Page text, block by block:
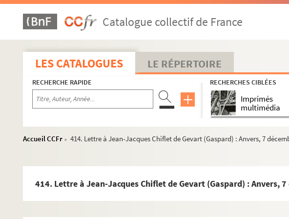
Catalogue collectif de France
LES CATALOGUES LE RÉPERTOIRE
RECHERCHE RAPIDE RECHERCHES CIBLÉES
Imprimés
multimédia
Accueil CCFr > 414. Lettre à Jean-Jacques Chiflet de Gevart (Gaspard) : Anvers, 7
414. Lettre à Jean-Jacques Chiflet de Gevart (Gaspard) : Anvers, 7
355. Signatures apostoliques au sujet de bénéfices ecclésiastiques sollicités
364. Lettre à Jules Chiflet de Philippe (Claude-Ambroise) : Ratisbonne, 23 août
366. Lettre à Jean-Jacques Chiflet de Le Mire (Aubert), dit Miraeus : Bruxelles,
368. Lettre à Jean-Jacques Chiflet de Menestrier (Claude-François) : Lyon, 6
370. Lettre à Jean Chiflet de Dalechamps (Jacques) : Lyon, incomplètement
371. Lettre à Jean Chiflet de Dalechamps (Jacques) : Lyon, 24 janvier 1587
372. Lettre à Jean Chiflet de Dalechamps (Jacques) : Lyon, incomplètement
379. Lettre à Jean-Jacques Chiflet de Peiresc (Nicolas-Claude Fabri de) :